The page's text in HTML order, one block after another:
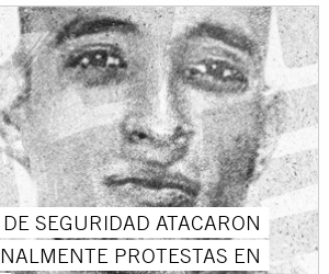
SEGURIDAD ATACARON
PROTESTAS EN